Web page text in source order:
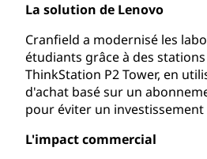
La solution de Lenovo
Cranfield a modernisé les
étudiants grâce à des
ThinkStation P2 Tower, en
d'achat basé sur un
pour éviter un
L'impact commercial